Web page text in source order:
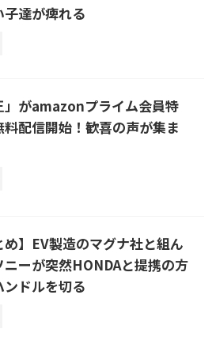
子達が痺れる
」がamazonプライム会員特
料配信開始！歓喜の声が集ま
め】EV製造のマグナ社と組ん
ニーが突然HONDAと提携の方
ンドルを切る